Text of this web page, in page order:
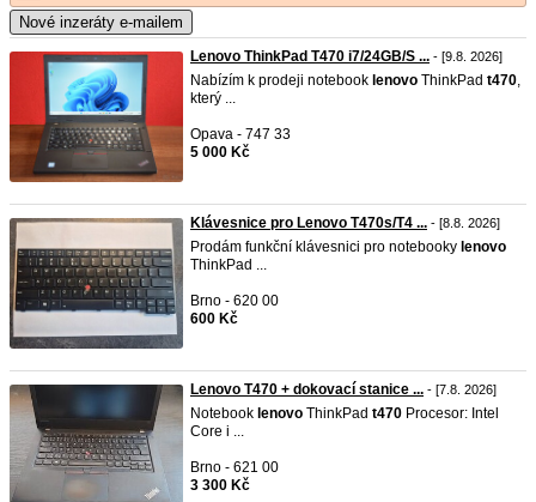
Nové inzeráty e-mailem
Lenovo ThinkPad T470 i7/24GB/S ... - [9.8. 2026]
Nabízím k prodeji notebook lenovo ThinkPad t470,
který ...
Opava - 747 33
5 000 Kč
Klávesnice pro Lenovo T470s/T4 ... - [8.8. 2026]
Prodám funkční klávesnici pro notebooky lenovo
ThinkPad ...
Brno - 620 00
600 Kč
Lenovo T470 + dokovací stanice ... - [7.8. 2026]
Notebook lenovo ThinkPad t470 Procesor: Intel
Core i ...
Brno - 621 00
3 300 Kč